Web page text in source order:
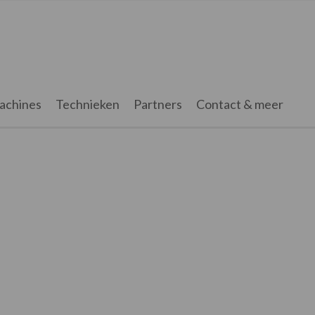
Technieken Partners Contact & meer